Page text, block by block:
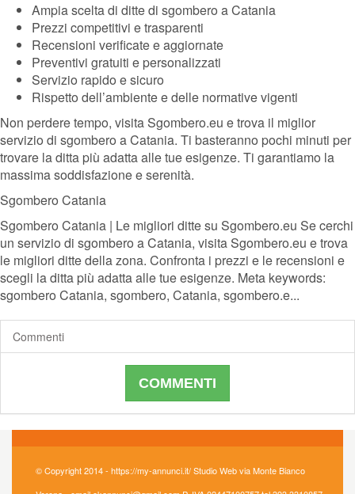
Ampia scelta di ditte di sgombero a Catania
Prezzi competitivi e trasparenti
Recensioni verificate e aggiornate
Preventivi gratuiti e personalizzati
Servizio rapido e sicuro
Rispetto dell’ambiente e delle normative vigenti
Non perdere tempo, visita Sgombero.eu e trova il miglior
servizio di sgombero a Catania. Ti basteranno pochi minuti per
trovare la ditta più adatta alle tue esigenze. Ti garantiamo la
massima soddisfazione e serenità.
Sgombero Catania
Sgombero Catania | Le migliori ditte su Sgombero.eu Se cerchi
un servizio di sgombero a Catania, visita Sgombero.eu e trova
le migliori ditte della zona. Confronta i prezzi e le recensioni e
scegli la ditta più adatta alle tue esigenze. Meta keywords:
sgombero Catania, sgombero, Catania, sgombero.e...
Commenti
COMMENTI
© Copyright 2014 - https://my-annunci.it/ Studio Web via Monte Bianco